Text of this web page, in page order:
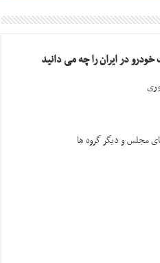
در ایران را چه می دانید
مجلس و دیگر گروه ها